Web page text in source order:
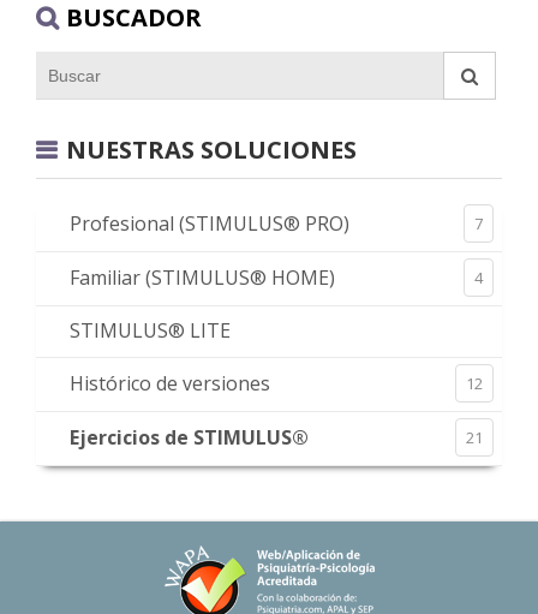
BUSCADOR
NUESTRAS SOLUCIONES
Profesional (STIMULUS® PRO) 7
Familiar (STIMULUS® HOME) 4
STIMULUS® LITE
Histórico de versiones
12
Ejercicios de STIMULUS® 21